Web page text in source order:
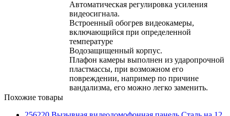
Автоматическая регулировка усиления
видеосигнала.
Встроенный обогрев видеокамеры,
включающийся при определенной
температуре
Водозащищенный корпус.
Плафон камеры выполнен из ударопрочной
пластмассы, при возможном его
повреждении, например по причине
вандализма, его можно легко заменить.
Похожие товары